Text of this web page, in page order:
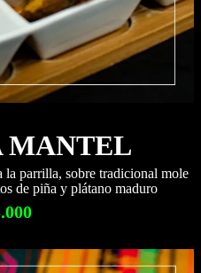
MANTEL
parrilla, sobre tradicional mole
de piña y plátano maduro